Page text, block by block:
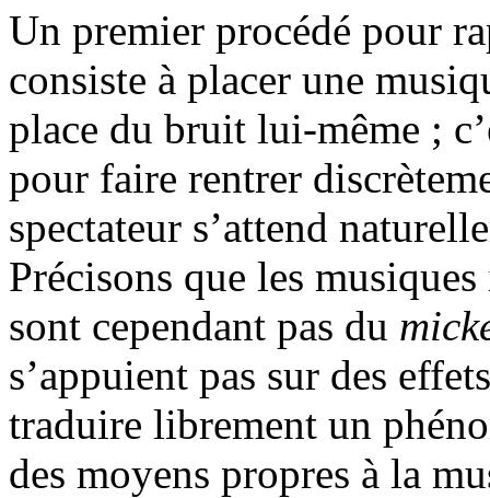
Un premier procédé pour
consiste à placer une
place du bruit lui-même ;
pour faire rentrer
spectateur s’attend
Précisons que les
sont cependant pas du
s’appuient pas sur des
traduire librement un
des moyens propres à la